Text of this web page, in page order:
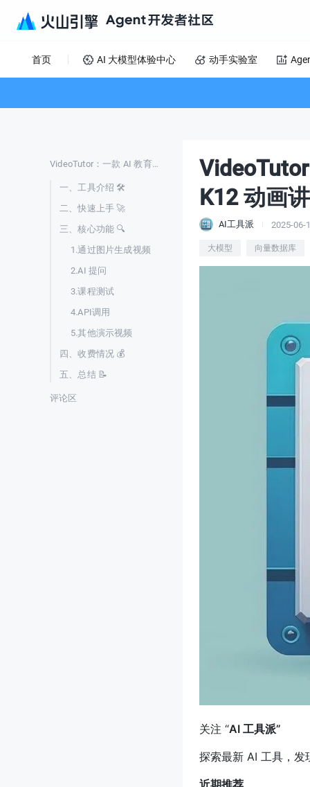
首页 AI 大模型体验中心 动手实验室
VideoTutor：一款 AI 教育辅助工具，一键生成 K12 动画讲解视频
一、工具介绍 🛠️
二、快速上手 🚀
三、核心功能 🔍
1.通过图片生成视频
2.AI 提问
3.课程测试
4.API调用
5.其他演示视频
四、收费情况 💰
五、总结 📝
评论区
K12 动画
AI工具派 2025-06-
大模型 向量数据库
关注 “AI 工具派”
探索最新 AI 工具，发
近期推荐